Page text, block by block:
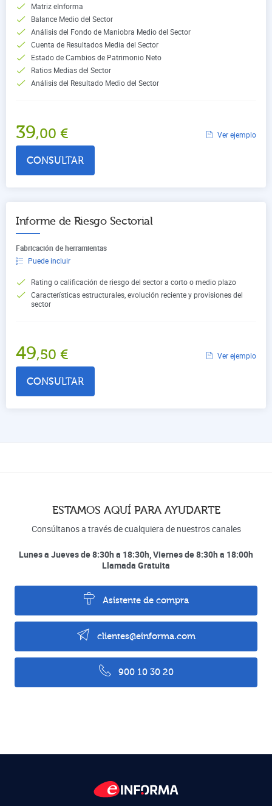
Matriz eInforma
Balance Medio del Sector
Análisis del Fondo de Maniobra Medio del Sector
Cuenta de Resultados Media del Sector
Estado de Cambios de Patrimonio Neto
Ratios Medias del Sector
Análisis del Resultado Medio del Sector
39,00 € Ver ejemplo
CONSULTAR
Informe de Riesgo Sectorial
Fabricación de herramientas
Puede incluir
Rating o calificación de riesgo del sector a corto o medio plazo
Características estructurales, evolución reciente y provisiones del
sector
49,50 € Ver ejemplo
CONSULTAR
ESTAMOS AQUÍ PARA AYUDARTE
Consúltanos a través de cualquiera de nuestros canales
Lunes a Jueves de 8:30h a 18:30h, Viernes de 8:30h a 18:00h
Llamada Gratuita
Asistente de compra
clientes@einforma.com
900 10 30 20